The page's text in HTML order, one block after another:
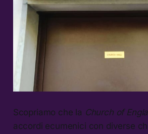
Scopriamo che la Church of
accordi ecumenici con diverse